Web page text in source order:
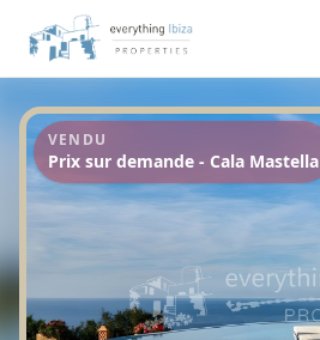
Skip to main content
VENDU
Prix sur demande - Cala Mastella